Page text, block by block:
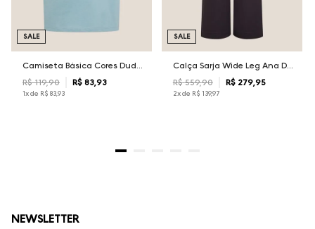
R$ 119,90 R$ 83, 93
1x de R$ 83,93
SALE
Calça Sarja Wide Leg Ana Dudalina Feminina
R$ 559,90 R$ 279, 95
2x de R$ 139,97
SALE
NEWSLETTER